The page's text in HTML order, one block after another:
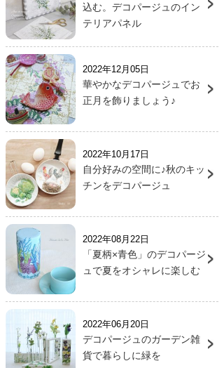
込む。デコパージュのイン
テリアパネル
2022年12月05日
華やかなデコパージュでお
正月を飾りましょう♪
2022年10月17日
自分好みの空間に♪秋のキッ
チンをデコパージュ
2022年08月22日
「夏柄×青色」のデコパージ
ュで夏をオシャレに楽しむ
2022年06月20日
デコパージュのガーデン雑
貨で暮らしに緑を